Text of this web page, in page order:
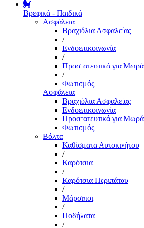
Βρεφικά - Παιδικά
Ασφάλεια
Βραχιόλια Ασφαλείας
/
Ενδοεπικοινωνία
/
Προστατευτικά για Μωρά
/
Φωτισμός
Ασφάλεια
Βραχιόλια Ασφαλείας
Ενδοεπικοινωνία
Προστατευτικά για Μωρά
Φωτισμός
Βόλτα
Καθίσματα Αυτοκινήτου
/
Καρότσια
/
Καρότσια Περιπάτου
/
Μάρσιποι
/
Ποδήλατα
/